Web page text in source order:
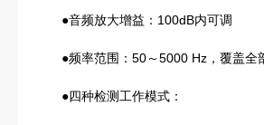
●音频放大增益：100dB内可调
●频率范围：50～5000 Hz，覆盖全
●四种检测工作模式：